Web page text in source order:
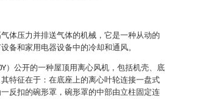
体压力并排送气体的机械，它是一种从动的
备和家用电器设备中的冷却和通风。
）公开的一种屋顶用离心风机，包括机壳、底
特征在于：在底座上的离心叶轮连接一盘式
反扣的碗形罩，碗形罩的中部由立柱固定连